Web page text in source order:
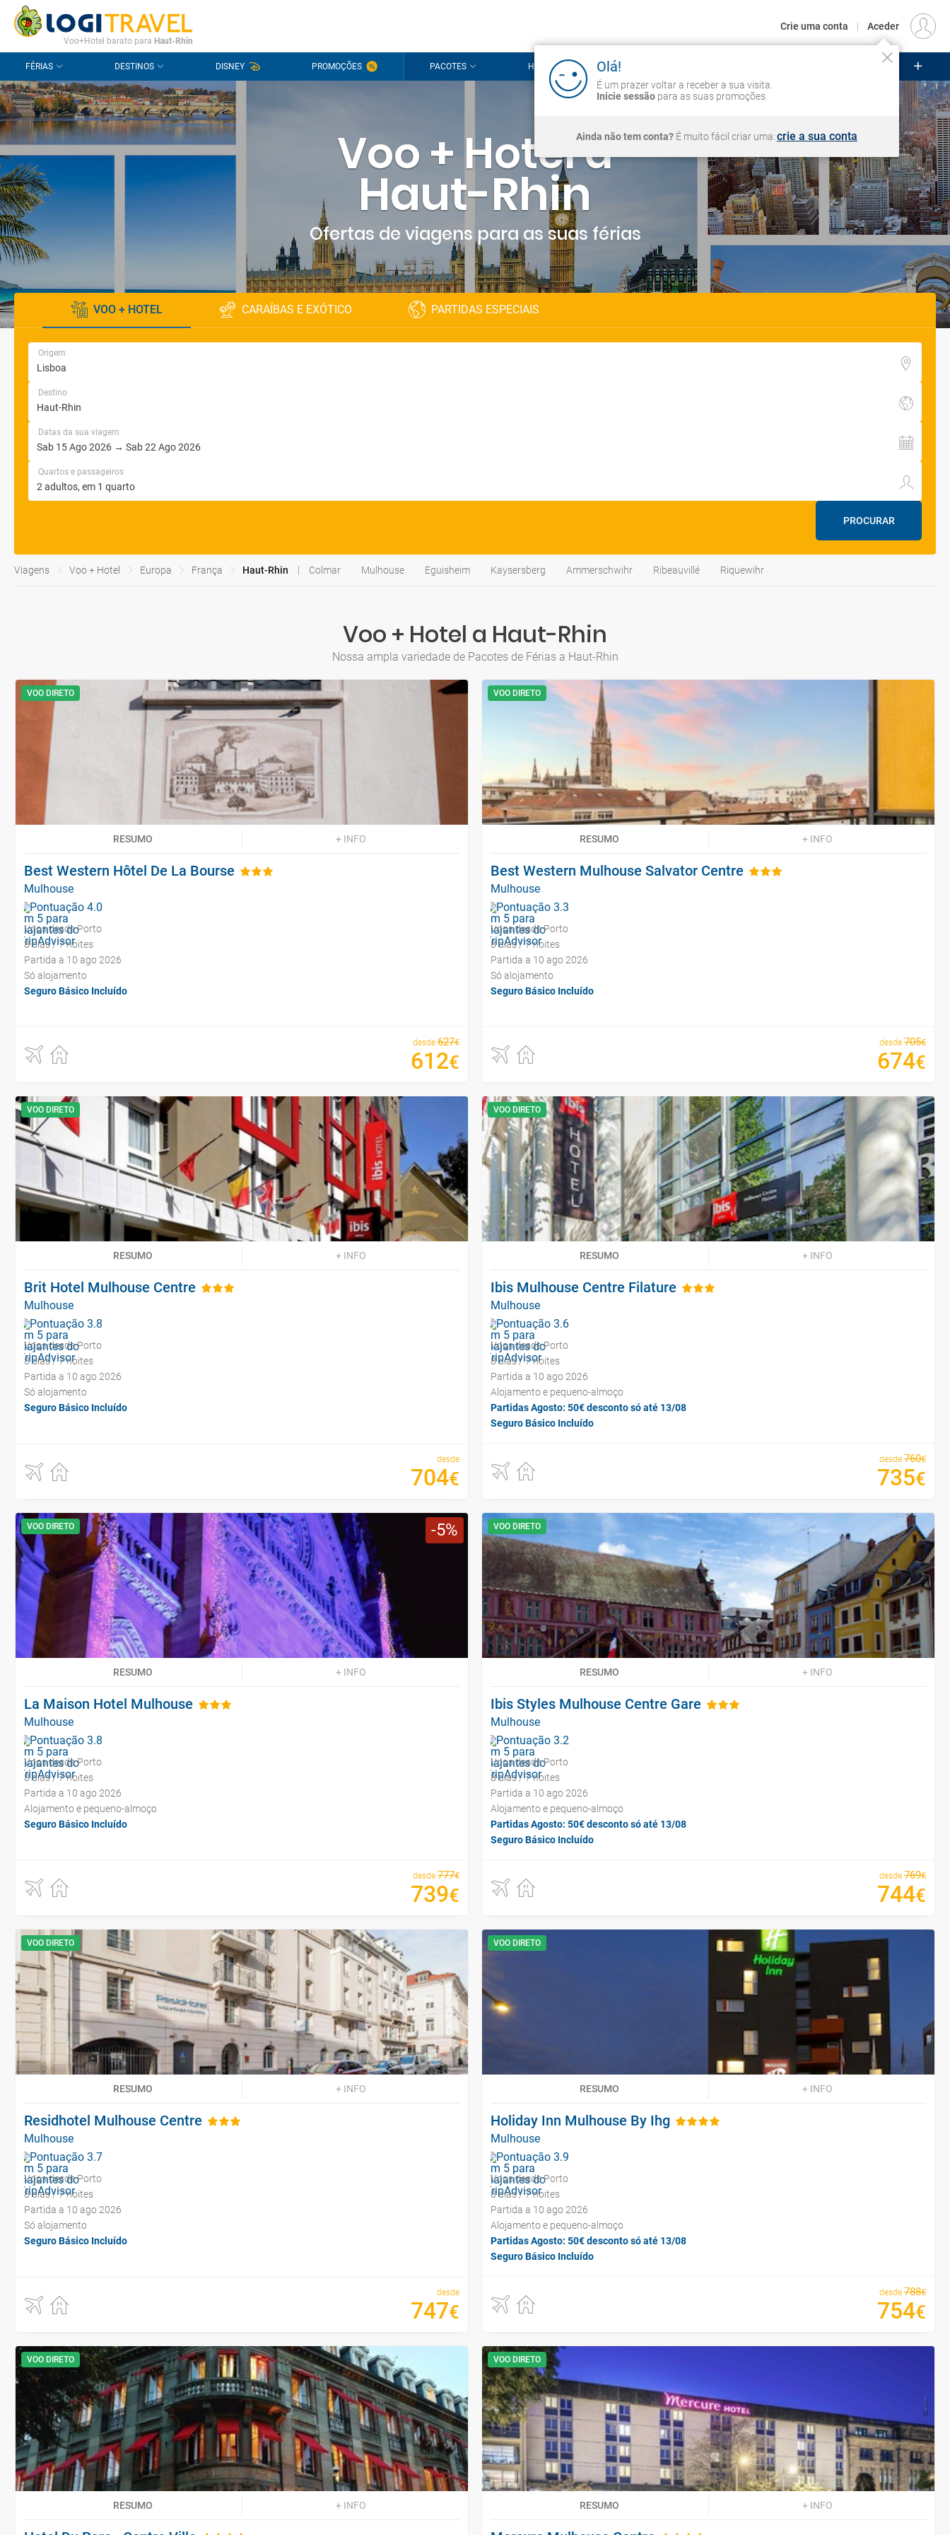
CONTACTO PERGUNTAS FREQUENTES EUR
Voo+Hotel barato para Haut-Rhin
Crie uma conta | Aceder
Olá!
É um prazer voltar a receber a sua visita.
Inicie sessão para as suas promoções.
Ainda não tem conta? É muito fácil criar uma:crie a sua conta
FÉRIAS DESTINOS DISNEY PROMOÇÕES PACOTES HOTÉIS CRUZEIROS
Voo + Hotel a
Haut-Rhin
Ofertas de viagens para as suas férias
VOO + HOTEL CARAÍBAS E EXÓTICO PARTIDAS ESPECIAIS
Origem
Destino
Datas da sua viagem
Quartos e passageiros
PROCURAR
Viagens Voo + Hotel Europa França Haut-Rhin Colmar Mulhouse Eguisheim Kaysersberg Ammerschwihr Ribeauvillé Riquewihr
Voo + Hotel a Haut-Rhin
Nossa ampla variedade de Pacotes de Férias a Haut-Rhin
VOO DIRETO
RESUMO + INFO
Best Western Hôtel De La Bourse
Mulhouse
Voos desde Porto
8 dias / 7 noites
Partida a 10 ago 2026
Só alojamento
Seguro Básico Incluído
desde 627€
612€
VOO DIRETO
RESUMO + INFO
Best Western Mulhouse Salvator Centre
Mulhouse
Voos desde Porto
8 dias / 7 noites
Partida a 10 ago 2026
Só alojamento
Seguro Básico Incluído
desde 705€
674€
VOO DIRETO
RESUMO + INFO
Brit Hotel Mulhouse Centre
Mulhouse
Voos desde Porto
8 dias / 7 noites
Partida a 10 ago 2026
Só alojamento
Seguro Básico Incluído
desde
704€
VOO DIRETO
RESUMO + INFO
Ibis Mulhouse Centre Filature
Mulhouse
Voos desde Porto
8 dias / 7 noites
Partida a 10 ago 2026
Alojamento e pequeno-almoço
Partidas Agosto: 50€ desconto só até 13/08
Seguro Básico Incluído
desde 760€
735€
5
VOO DIRETO
RESUMO + INFO
La Maison Hotel Mulhouse
Mulhouse
Voos desde Porto
8 dias / 7 noites
Partida a 10 ago 2026
Alojamento e pequeno-almoço
Seguro Básico Incluído
desde 777€
739€
VOO DIRETO
RESUMO + INFO
Ibis Styles Mulhouse Centre Gare
Mulhouse
Voos desde Porto
8 dias / 7 noites
Partida a 10 ago 2026
Alojamento e pequeno-almoço
Partidas Agosto: 50€ desconto só até 13/08
Seguro Básico Incluído
desde 769€
744€
VOO DIRETO
RESUMO + INFO
Residhotel Mulhouse Centre
Mulhouse
Voos desde Porto
8 dias / 7 noites
Partida a 10 ago 2026
Só alojamento
Seguro Básico Incluído
desde
747€
VOO DIRETO
RESUMO + INFO
Holiday Inn Mulhouse By Ihg
Mulhouse
Voos desde Porto
8 dias / 7 noites
Partida a 10 ago 2026
Alojamento e pequeno-almoço
Partidas Agosto: 50€ desconto só até 13/08
Seguro Básico Incluído
desde 788€
754€
VOO DIRETO
RESUMO + INFO
VOO DIRETO
RESUMO + INFO